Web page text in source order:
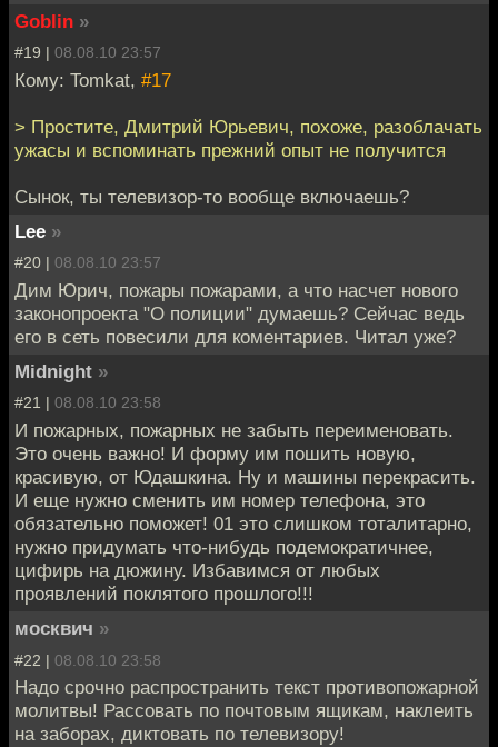
Goblin »
#19 | 08.08.10 23:57
Кому: Tomkat, #17
> Простите, Дмитрий Юрьевич, похоже, разоблачать
ужасы и вспоминать прежний опыт не получится
Сынок, ты телевизор-то вообще включаешь?
Lee »
#20 | 08.08.10 23:57
Дим Юрич, пожары пожарами, а что насчет нового
законопроекта "О полиции" думаешь? Сейчас ведь
его в сеть повесили для коментариев. Читал уже?
Midnight »
#21 | 08.08.10 23:58
И пожарных, пожарных не забыть переименовать.
Это очень важно! И форму им пошить новую,
красивую, от Юдашкина. Ну и машины перекрасить.
И еще нужно сменить им номер телефона, это
обязательно поможет! 01 это слишком тоталитарно,
нужно придумать что-нибудь подемократичнее,
цифирь на дюжину. Избавимся от любых
проявлений поклятого прошлого!!!
москвич »
#22 | 08.08.10 23:58
Надо срочно распространить текст противопожарной
молитвы! Рассовать по почтовым ящикам, наклеить
на заборах, диктовать по телевизору!